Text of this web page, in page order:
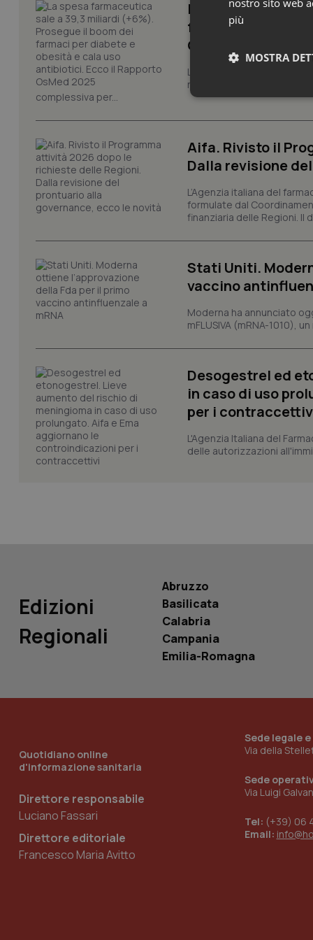
La spesa
farmaci per
OsMed 2025
La farmaceutica italiana
nuove terapie e
complessiva per...
Aifa. Rivisto il
Dalla revisione
L’Agenzia italiana del
formulate dal
finanziaria delle Regioni. Il
Stati Uniti.
vaccino
Moderna ha annunciato
mFLUSIVA (mRNA-1010),
Desogestrel ed
in caso di uso
per i
L'Agenzia Italiana del
delle autorizzazioni
Edizioni
Regionali
Abruzzo
Basilicata
Calabria
Campania
Emilia-Romagna
Quotidiano online
d'informazione sanitaria
Direttore responsabile
Luciano Fassari
Direttore editoriale
Francesco Maria Avitto
Sede legale
Via della
Sede
Via Luigi
Tel: (+39) 06
Email:
nostro sito web
più
MOSTRA
I cookie necessari
tracking-sites-
tracking-enable
tracking-sites-
session-id
Nome
Nome
__Secure-YNID